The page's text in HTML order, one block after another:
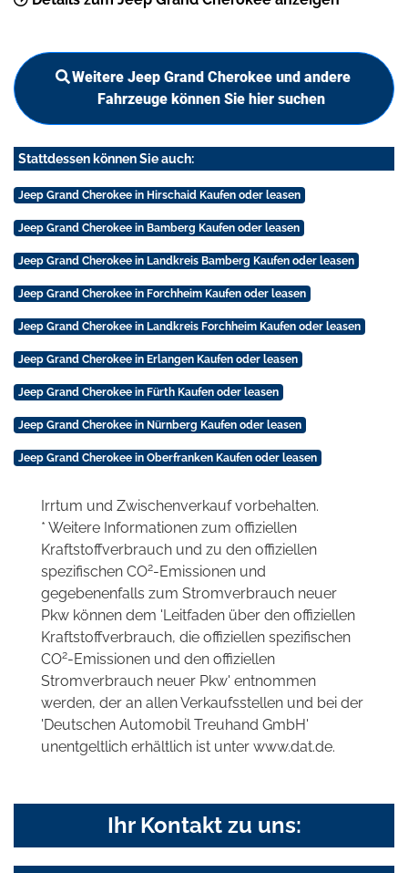
Weitere Jeep Grand Cherokee und andere
Fahrzeuge können Sie hier suchen
Stattdessen können Sie auch:
Jeep Grand Cherokee in Hirschaid Kaufen oder leasen
Jeep Grand Cherokee in Bamberg Kaufen oder leasen
Jeep Grand Cherokee in Landkreis Bamberg Kaufen oder leasen
Jeep Grand Cherokee in Forchheim Kaufen oder leasen
Jeep Grand Cherokee in Landkreis Forchheim Kaufen oder leasen
Jeep Grand Cherokee in Erlangen Kaufen oder leasen
Jeep Grand Cherokee in Fürth Kaufen oder leasen
Jeep Grand Cherokee in Nürnberg Kaufen oder leasen
Jeep Grand Cherokee in Oberfranken Kaufen oder leasen
Irrtum und Zwischenverkauf vorbehalten.
* Weitere Informationen zum offiziellen
Kraftstoffverbrauch und zu den offiziellen
spezifischen CO2-Emissionen und
gegebenenfalls zum Stromverbrauch neuer
Pkw können dem 'Leitfaden über den offiziellen
Kraftstoffverbrauch, die offiziellen spezifischen
CO2-Emissionen und den offiziellen
Stromverbrauch neuer Pkw' entnommen
werden, der an allen Verkaufsstellen und bei der
'Deutschen Automobil Treuhand GmbH'
unentgeltlich erhältlich ist unter www.dat.de.
Ihr Kontakt zu uns: